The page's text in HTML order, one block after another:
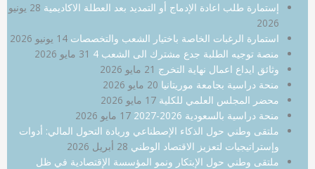
إستمارة طلب اعادة الإدماج أو التمديد بعد العطلة الاكاديمية
28 يونيو
2026
استمارة الرغبات الخاصة باختيار الشعب والتخصصات 14 يونيو 2026
منصة توجيه الطلبة جدع مشترك الى الشعب 4
31 مايو 2026
وثائق ايداع اعمال نهاية التخرج 21 مايو 2026
منحة دراسية بجامعة موريتانيا 20 مايو 2026
محضر المجلس العلمي للكلية 17 مايو 2026
منحة دراسية بالسعودية 2026-2027
17 مايو 2026
ملتقى وطني حول الذكاء الإصطناعي وريادة التحول المالي: أدوات
وإستراتيجيات لتعزيز الاقتصاد الوطني 28 أبريل 2026
ملتقى وطني حول الإبتكار ونمو المؤسسة الإقتصادية في ظل